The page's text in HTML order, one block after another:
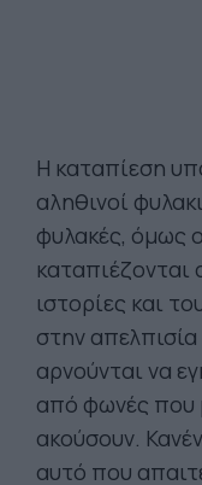
Η καταπίεση
αληθινοί
φυλακές, όμως
καταπιέζονται
ιστορίες και
στην
αρνούνται να
από φωνές που
ακούσουν.
αυτό που